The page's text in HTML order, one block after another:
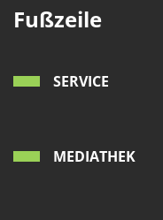
Fußzeile
SERVICE
MEDIATHEK
YouTube